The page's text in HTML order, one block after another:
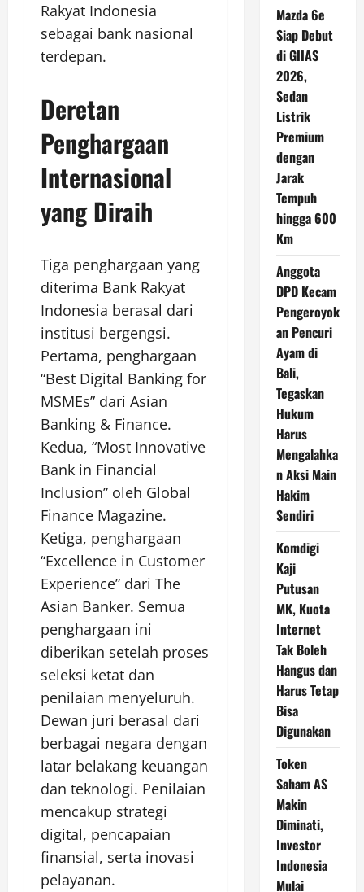
Rakyat Indonesia
sebagai bank nasional
terdepan.
Deretan
Penghargaan
Internasional
yang Diraih
Tiga penghargaan yang
diterima Bank Rakyat
Indonesia berasal dari
institusi bergengsi.
Pertama, penghargaan
“Best Digital Banking for
MSMEs” dari Asian
Banking & Finance.
Kedua, “Most Innovative
Bank in Financial
Inclusion” oleh Global
Finance Magazine.
Ketiga, penghargaan
“Excellence in Customer
Experience” dari The
Asian Banker. Semua
penghargaan ini
diberikan setelah proses
seleksi ketat dan
penilaian menyeluruh.
Dewan juri berasal dari
berbagai negara dengan
latar belakang keuangan
dan teknologi. Penilaian
mencakup strategi
digital, pencapaian
finansial, serta inovasi
pelayanan.
Mazda 6e
Siap Debut
di GIIAS
2026,
Sedan
Listrik
Premium
dengan
Jarak
Tempuh
hingga 600
Km
Anggota
DPD Kecam
Pengeroyok
an Pencuri
Ayam di
Bali,
Tegaskan
Hukum
Harus
Mengalahka
n Aksi Main
Hakim
Sendiri
Komdigi
Kaji
Putusan
MK, Kuota
Internet
Tak Boleh
Hangus dan
Harus Tetap
Bisa
Digunakan
Token
Saham AS
Makin
Diminati,
Investor
Indonesia
Mulai